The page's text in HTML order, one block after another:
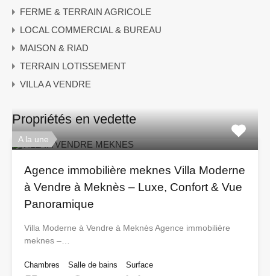
FERME & TERRAIN AGRICOLE
LOCAL COMMERCIAL & BUREAU
MAISON & RIAD
TERRAIN LOTISSEMENT
VILLA A VENDRE
Propriétés en vedette
A la une
Agence immobilière meknes Villa Moderne
à Vendre à Meknès – Luxe, Confort & Vue
Panoramique
Villa Moderne à Vendre à Meknès Agence immobilière
meknes –…
Chambres
Salle de bains
Surface